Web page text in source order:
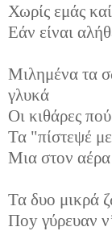
Χωρίς εμάς
Εάν είναι
Μιλημένα τα
γλυκά
Οι κιθάρες
Τα "πίστεψέ
Μια στον αέρα
Τα δυο μικρά
Ποy γύρευαν